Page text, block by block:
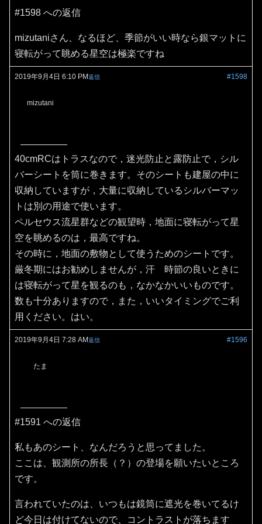
#1598 への返信
mizutaniさん、なるほど、季節がいい時なら銀マットに
寝転がって眺める星空は極楽ですね
2019年9月4日 6:10 PM #1598
返信
mizutani
40cmRCはトラスなので，迷光防止と露防止で，シル
バーシートを筒に巻きます。そのシートも建屋の中に
収納していますが，大量に収納しているシルバーマッ
トは別の用途で使います。
ペルセウス流星群などの観望時，地面に寝転がって星
空を眺めるのは，最高ですね。
その時に，地面の敷物として使うためのシートです。
厳冬期にはお勧めしませんが，汗 時節の良いときに
は寝転がって星を観るのも，なかなかいいものです。
数も十分ありますので，また，いいタイミングでご利
用ください。はい。
2019年9月4日 7:28 AM #1596
返信
たま
#1591 への返信
私もあのシート、なんだろうと思ってました。
ここは、観測所の所長（？）の登場を願いたいところ
です。
言われていたのは、いつもは鏡筒に遮光を巻いてるけ
ど今日は付けてないので、コントラストが落ちます